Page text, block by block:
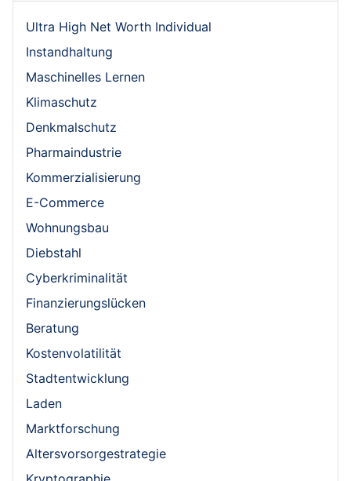
Ultra High Net Worth Individual
Instandhaltung
Maschinelles Lernen
Klimaschutz
Denkmalschutz
Pharmaindustrie
Kommerzialisierung
E-Commerce
Wohnungsbau
Diebstahl
Cyberkriminalität
Finanzierungslücken
Beratung
Kostenvolatilität
Stadtentwicklung
Laden
Marktforschung
Altersvorsorgestrategie